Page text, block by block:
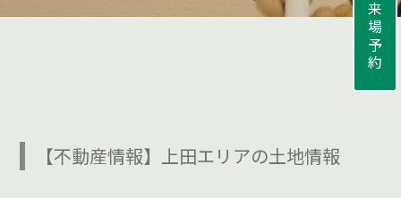
来場予約
【不動産情報】上田エリアの土地情報